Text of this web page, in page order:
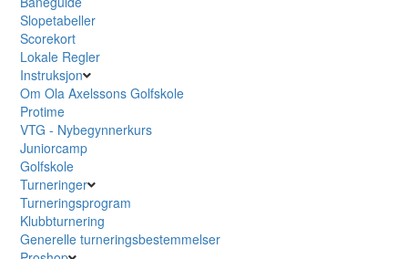
Slopetabeller
Scorekort
Lokale Regler
Instruksjon
Om Ola Axelssons Golfskole
Protime
VTG - Nybegynnerkurs
Juniorcamp
Golfskole
Turneringer
Turneringsprogram
Klubbturnering
Generelle turneringsbestemmelser